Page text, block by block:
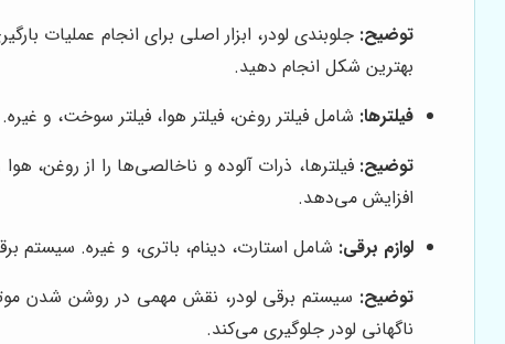
توضیح: جلوبندی لودر، ابزار اصلی برای انجام عملیات
بهترین شکل انجام دهید.
فیلترها: شامل فیلتر روغن، فیلتر هوا، فیلتر سوخت، و
توضیح: فیلترها، ذرات آلوده و ناخالصی‌ها را از روغن،
افزایش می‌دهد.
لوازم برقی: شامل استارت، دینام، باتری، و غیره. سیستم
توضیح: سیستم برقی لودر، نقش مهمی در روشن شدن
ناگهانی لودر جلوگیری می‌کند.